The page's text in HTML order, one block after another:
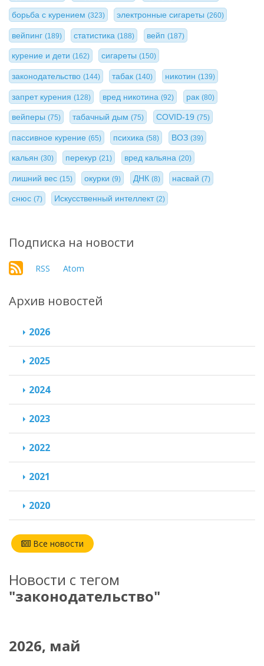
Новости с тегом
"законодательство"
2026, май
борьба с курением (323) электронные сигареты(260)
вейпинг (189) статистика(188) вейп (187)
курение и дети (162) сигареты(150)
законодательство (144) табак(140) никотин (139)
запрет курения (128) вред никотина(92) рак (80)
вейперы (75) табачный дым(75) COVID-19 (75)
пассивное курение (65) психика(58) ВОЗ (39)
кальян (30) перекур(21) вред кальяна (20)
лишний вес (15) окурки(9) ДНК (8) насвай(7)
снюс (7) Искусственный интеллект(2)
Подписка на новости
RSS Atom
Архив новостей
2026
2025
2024
2023
2022
2021
2020
Все новости